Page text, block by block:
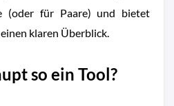
(oder für Paare) und bietet
klaren Überblick.
so ein Tool?